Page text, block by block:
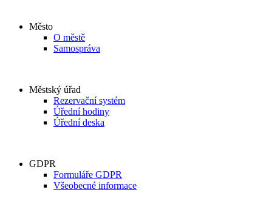
Město
O městě
Samospráva
Městský úřad
Rezervační systém
Úřední hodiny
Úřední deska
GDPR
Formuláře GDPR
Všeobecné informace